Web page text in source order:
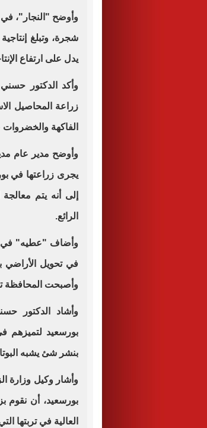
يدل على ارتفاع
وأكد الدكتور
زراعة المحاصيل
الفاكهة
وأوضح مدير عام
يجرى زراعتها في
إلى أنه يتم
الرائع.
وأضاف "عطيه" في
في تحويل الأراضي
وأصبحت المحافظة
وأشاد الدكتور
بورسعيد لتميزهم
بنشر شئ يشبه
وأشار وكيل وزارة
بورسعيد، أن نقوم
العالية في تربتها